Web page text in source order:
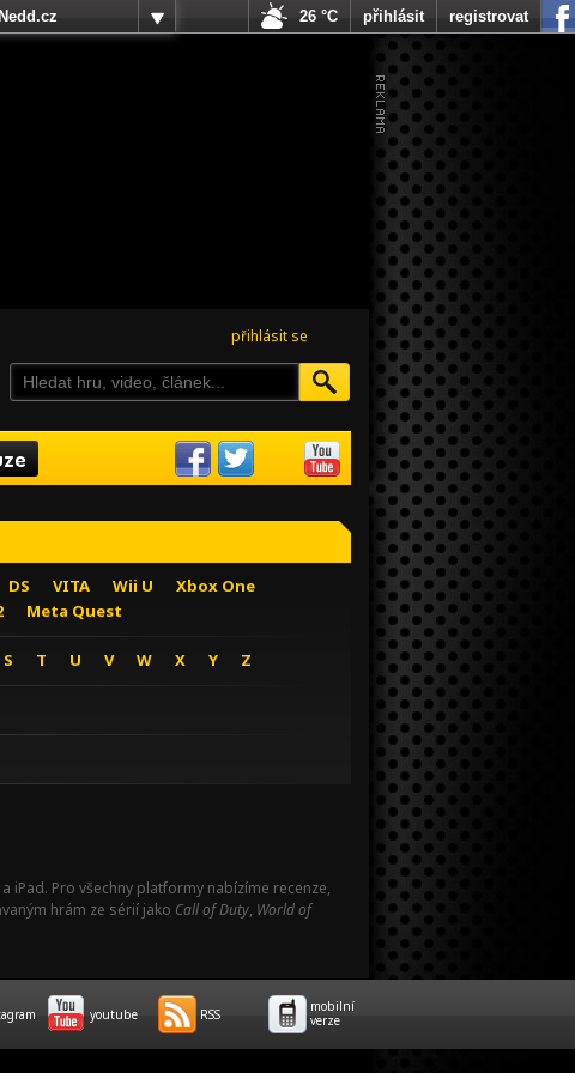
přihlásit se
DS VITA Wii U
Xbox One
Meta Quest
S T U V W X Y Z
a iPad. Pro všechny platformy nabízíme recenze,
hrám ze sérií jako Call of Duty, World of
Nedd.cz
26 °C přihlásit registrovat
youtube RSS
mobilní
verze